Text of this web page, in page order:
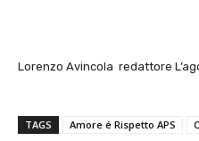
Lorenzo Avincola redattore
TAGS Amore é Rispetto APS